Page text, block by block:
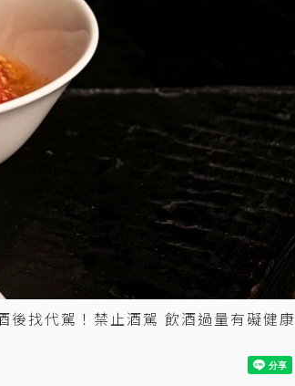
後找代駕！禁止酒駕 飲酒過量有礙健康